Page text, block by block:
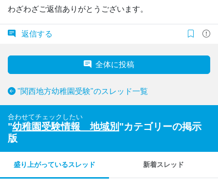
わざわざご返信ありがとうございます。
返信する
全体に投稿
"関西地方幼稚園受験"のスレッド一覧
合わせてチェックしたい
"幼稚園受験情報 地域別 "カテゴリーの掲示
版
盛り上がっているスレッド 新着スレッド